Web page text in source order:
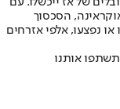
הסכסוך
נפצעו, אלפי אזרחים
אותנו